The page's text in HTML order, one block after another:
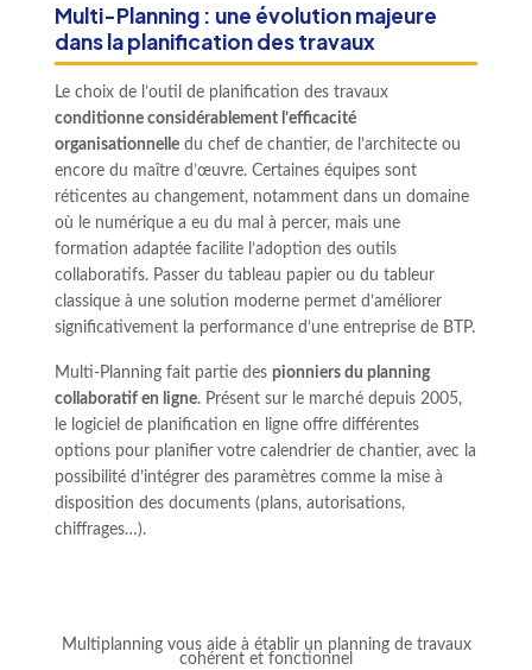
Multi-Planning : une évolution majeure
dans la planification des travaux
Le choix de l’outil de planification des travaux
conditionne considérablement l’efficacité
organisationnelle du chef de chantier, de l’architecte ou
encore du maître d’œuvre. Certaines équipes sont
réticentes au changement, notamment dans un domaine
où le numérique a eu du mal à percer, mais une
formation adaptée facilite l’adoption des outils
collaboratifs. Passer du tableau papier ou du tableur
classique à une solution moderne permet d’améliorer
significativement la performance d’une entreprise de BTP.
Multi-Planning fait partie des pionniers du planning
collaboratif en ligne. Présent sur le marché depuis 2005,
le logiciel de planification en ligne offre différentes
options pour planifier votre calendrier de chantier, avec la
possibilité d’intégrer des paramètres comme la mise à
disposition des documents (plans, autorisations,
chiffrages…).
Multiplanning vous aide à établir un planning de travaux
cohérent et fonctionnel